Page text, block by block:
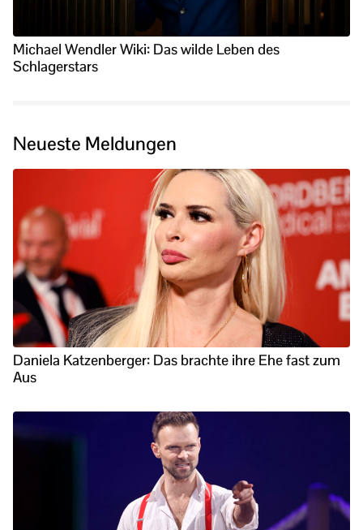
Michael Wendler Wiki: Das wilde Leben des
Schlagerstars
Neueste Meldungen
Daniela Katzenberger: Das brachte ihre Ehe fast zum
Aus